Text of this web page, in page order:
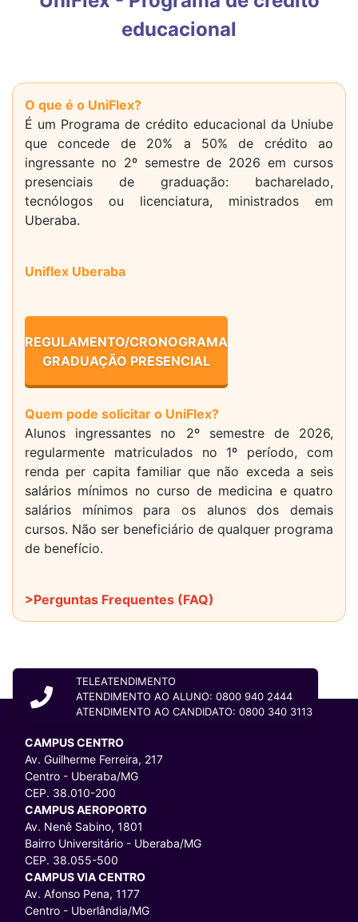
educacional
O que é o UniFlex?
É um Programa de crédito educacional da Uniube
que concede de 20% a 50% de crédito ao
ingressante no 2º semestre de 2026 em cursos
presenciais de graduação: bacharelado,
tecnólogos ou licenciatura, ministrados em
Uberaba.
Uniflex Uberaba
REGULAMENTO/CRONOGRAMA
GRADUAÇÃO PRESENCIAL
Quem pode solicitar o UniFlex?
Alunos ingressantes no 2º semestre de 2026,
regularmente matriculados no 1º período, com
renda per capita familiar que não exceda a seis
salários mínimos no curso de medicina e quatro
salários mínimos para os alunos dos demais
cursos. Não ser beneficiário de qualquer programa
de benefício.
>Perguntas Frequentes (FAQ)
TELEATENDIMENTO
ATENDIMENTO AO ALUNO: 0800 940 2444
ATENDIMENTO AO CANDIDATO: 0800 340 3113
CAMPUS CENTRO
Av. Guilherme Ferreira, 217
Centro - Uberaba/MG
CEP. 38.010-200
CAMPUS AEROPORTO
Av. Nenê Sabino, 1801
Bairro Universitário - Uberaba/MG
CEP. 38.055-500
CAMPUS VIA CENTRO
Av. Afonso Pena, 1177
Centro - Uberlândia/MG